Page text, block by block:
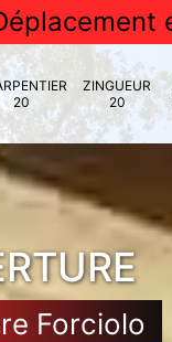
20
ZINGUEUR
20
Forciolo